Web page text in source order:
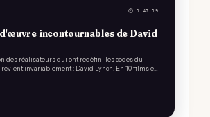
⏱ 1:47:19
incontournables de David
des réalisateurs qui ont redéfini les codes du
invariablement : David Lynch. En 10 films e…